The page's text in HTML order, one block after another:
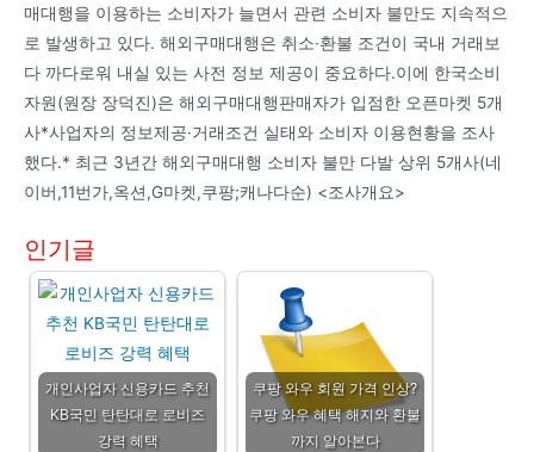
매대행을 이용하는 소비자가 늘면서 관련 소비자 불만도 지속적으
로 발생하고 있다. 해외구매대행은 취소·환불 조건이 국내 거래보
다 까다로워 내실 있는 사전 정보 제공이 중요하다.이에 한국소비
자원(원장 장덕진)은 해외구매대행판매자가 입점한 오픈마켓 5개
사*사업자의 정보제공·거래조건 실태와 소비자 이용현황을 조사
했다.* 최근 3년간 해외구매대행 소비자 불만 다발 상위 5개사(네
이버,11번가,옥션,G마켓,쿠팡;캐나다순) <조사개요>
인기글
개인사업자 신용카드 추천
KB국민 탄탄대로 로비즈
강력 혜택
쿠팡 와우 회원 가격 인상?
쿠팡 와우 혜택 해지와 환불
까지 알아본다